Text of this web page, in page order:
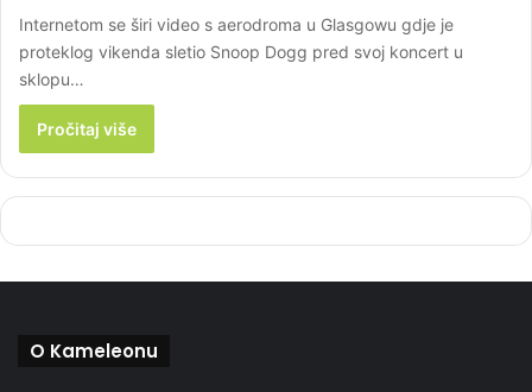
Internetom se širi video s aerodroma u Glasgowu gdje je
proteklog vikenda sletio Snoop Dogg pred svoj koncert u
sklopu…
Pročitaj više
O Kameleonu